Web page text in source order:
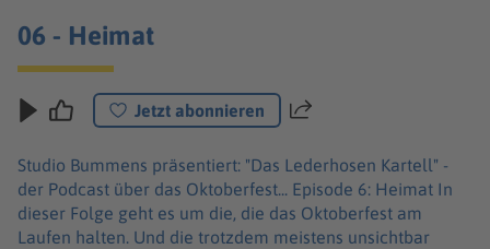
06 - Heimat
Jetzt abonnieren Teilen
Studio Bummens präsentiert: "Das Lederhosen Kartell" -
der Podcast über das Oktoberfest... Episode 6: Heimat In
dieser Folge geht es um die, die das Oktoberfest am
Laufen halten. Und die trotzdem meistens unsichtbar